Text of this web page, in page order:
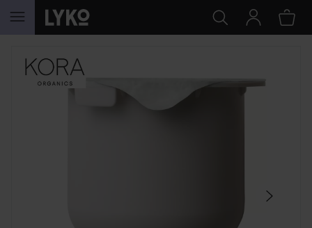
HOPPA TILL INNEHÅLLET
HOPPA ÖVER SEKTIONEN